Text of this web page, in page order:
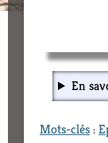
En
Mots-clés: